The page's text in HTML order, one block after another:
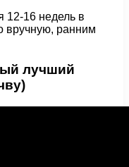
12-16 недель в
вручную, ранним
лучший